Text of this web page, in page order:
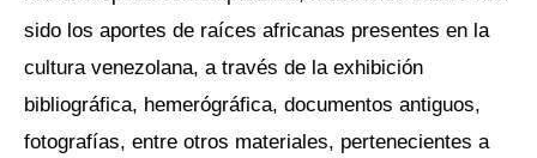
sido los aportes de raíces africanas presentes en la
cultura venezolana, a través de la exhibición
bibliográfica, hemerógráfica, documentos antiguos,
fotografías, entre otros materiales, pertenecientes a